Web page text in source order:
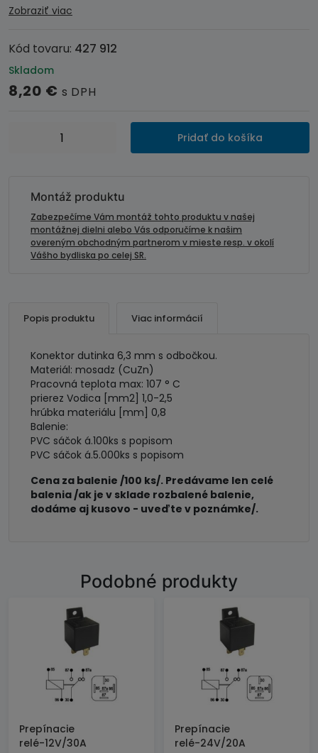
Zobraziť viac
Kód tovaru: 427 912
Skladom
8,20 € s DPH
množstvo
odbočkou-
mosadz
Pridať do košíka
Montáž produktu
Zabezpečíme Vám montáž tohto produktu v našej
montážnej dielni alebo Vás odporučíme k našim
overeným obchodným partnerom v mieste resp. v okolí
Vášho bydliska po celej SR.
Popis produktu Viac informácií
Konektor dutinka 6,3 mm s odbočkou.
Materiál: mosadz (CuZn)
Pracovná teplota max: 107 ° C
prierez Vodica [mm2] 1,0-2,5
hrúbka materiálu [mm] 0,8
Balenie:
PVC sáčok á.100ks s popisom
PVC sáčok á.5.000ks s popisom
Cena za balenie /100 ks/. Predávame len celé
balenia /ak je v sklade rozbalené balenie,
dodáme aj kusovo - uveďte v poznámke/.
Podobné produkty
Prepínacie
relé-12V/30A
Prepínacie
relé-24V/20A